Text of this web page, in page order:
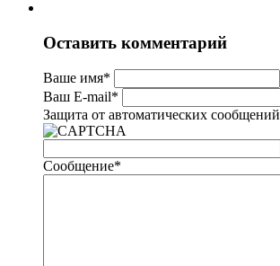
Оставить комментарий
Ваше имя*
Ваш E-mail*
Защита от автоматических сообщений
Сообщение*